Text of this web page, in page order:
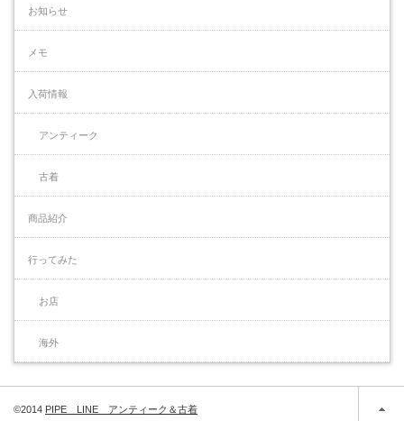
お知らせ
メモ
入荷情報
アンティーク
古着
商品紹介
行ってみた
お店
海外
©2014 PIPE LINE アンティーク＆古着